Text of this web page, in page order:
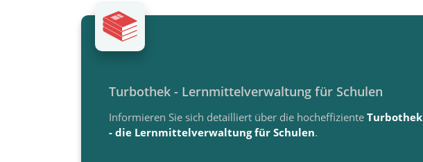
Turbothek - Lernmittelverwaltung für Schulen
Informieren Sie sich detailliert über die hocheffiziente Turbothek
- die Lernmittelverwaltung für Schulen.